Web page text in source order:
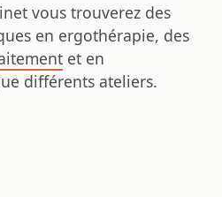
vous trouverez des
en ergothérapie, des
et en
différents ateliers.